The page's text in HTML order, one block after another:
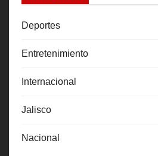
Deportes
Entretenimiento
Internacional
Jalisco
Nacional